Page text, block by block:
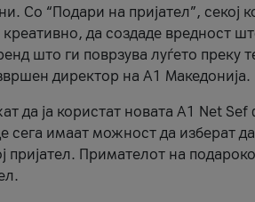
Со “Подари на пријател”, секој
да создаде вредност
што ги поврзува луѓето преку
директор на А1 Македонија.
да ја користат новата А1 Net
сега имаат можност да изберат
пријател. Примателот на